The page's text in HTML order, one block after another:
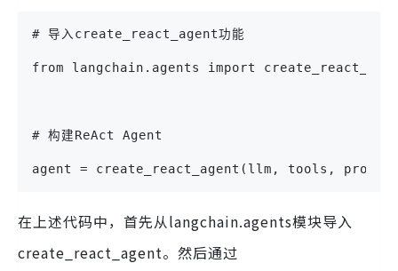
# 导入create_react_agent功能
from langchain.agents import
# 构建ReAct Agent
agent = create_react_agent(llm, tools,
在上述代码中，首先从langchain.agents模块导入
create_react_agent。然后通过